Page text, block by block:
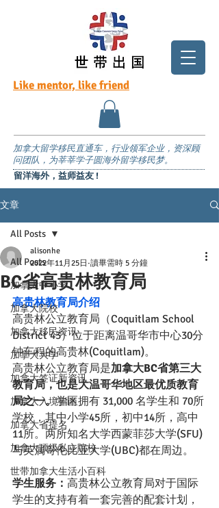
Like mentor, like friend
加拿大留学移民直通车，行业领军企业，资深顾
问团队，为莘莘学子圆海外留学移民梦。
留洋海外，益师益友 !
文章
All Posts
加拿大中小学
加拿大院校
加拿大移民资讯
加拿大大学
加拿大签证新资讯
加拿大入境指南
加拿大省提名
加拿大顶级私立院校
世带加拿大生活小百科
All Posts
BC省高贵林教育局
alisonhe
2022年11月25日 讀畢需時 5 分鐘
高贵林教育局介绍
高贵林公立教育局（Coquitlam School
District 43）位于距离温哥华市中心30分
钟车程的高贵林(Coquitlam)。
高贵林公立教育局是加拿大BC省第三大
教育局，也是大温哥华地区最优质教育
局之一。学区拥有 31,000 名学生和 70所
学校，其中小学45所，初中14所，高中
11所。两所知名大学西蒙菲莎大学(SFU)
与英属哥伦比亚大学(UBC)都在周边。
学生服务： 高贵林公立教育局对于国际
学生的支持有着一套完善的配套计划，